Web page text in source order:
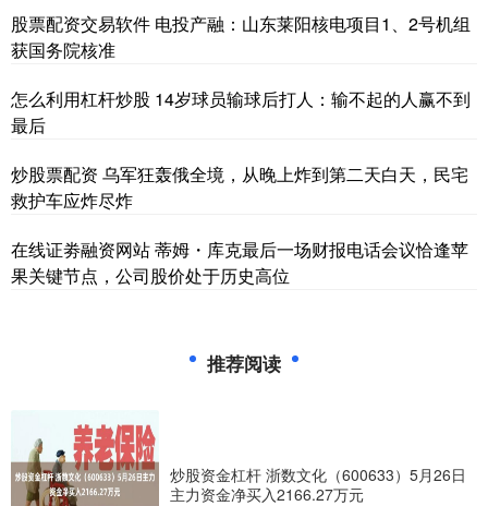
股票配资交易软件 电投产融：山东莱阳核电项目1、2号机组
获国务院核准
怎么利用杠杆炒股 14岁球员输球后打人：输不起的人赢不到
最后
炒股票配资 乌军狂轰俄全境，从晚上炸到第二天白天，民宅
救护车应炸尽炸
在线证劵融资网站 蒂姆・库克最后一场财报电话会议恰逢苹
果关键节点，公司股价处于历史高位
推荐阅读
炒股资金杠杆 浙数文化（600633）5月26日
主力资金净买入2166.27万元